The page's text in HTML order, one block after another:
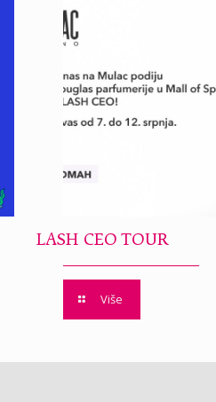
LASH CEO TOUR
Više